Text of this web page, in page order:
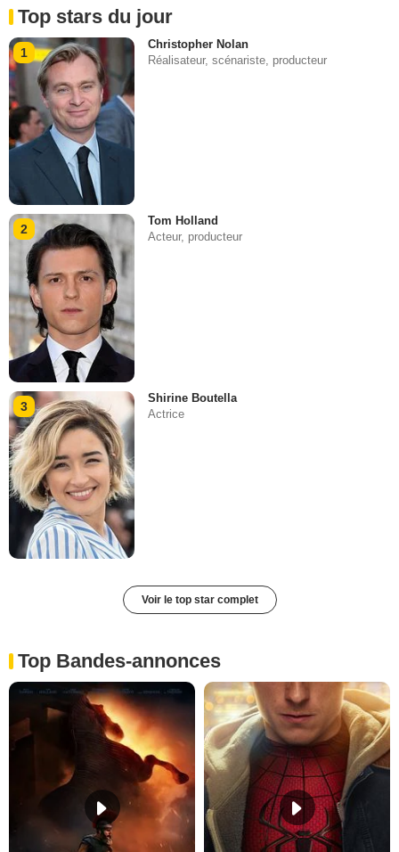
Top stars du jour
1
Christopher Nolan
Réalisateur, scénariste, producteur
2
Tom Holland
Acteur, producteur
3
Shirine Boutella
Actrice
Voir le top star complet
Top Bandes-annonces